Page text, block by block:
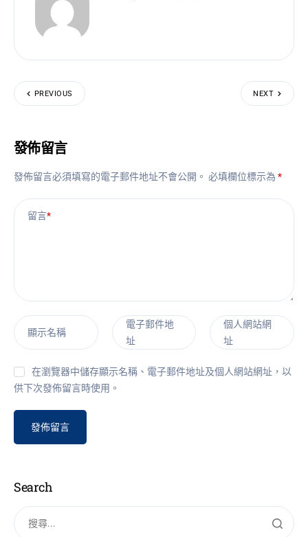
PREVIOUS NEXT
發佈留言
發佈留言必須填寫的電子郵件地址不會公開。 必填欄位標示為 *
留言*
顯示名稱
電子郵件地
址
個人網站網
址
在瀏覽器中儲存顯示名稱、電子郵件地址及個人網站網址，以
供下次發佈留言時使用。
Search